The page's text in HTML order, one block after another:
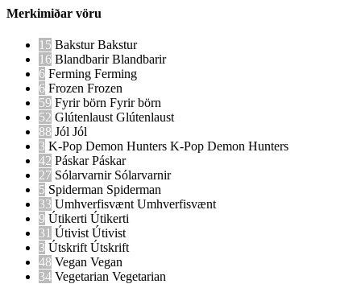
Merkimiðar vöru
15 BaksturBakstur
16 BlandbarirBlandbarir
6 Ferming Ferming
6 Frozen Frozen
59 Fyrir börn Fyrir börn
52 Glútenlaust Glútenlaust
88 Jól Jól
3 K-Pop Demon Hunters K-Pop Demon Hunters
42 PáskarPáskar
27 Sólarvarnir Sólarvarnir
5 Spiderman Spiderman
33 Umhverfisvænt Umhverfisvænt
9 Útikerti Útikerti
31 Útivist Útivist
3 Útskrift Útskrift
48 Vegan Vegan
34 Vegetarian Vegetarian